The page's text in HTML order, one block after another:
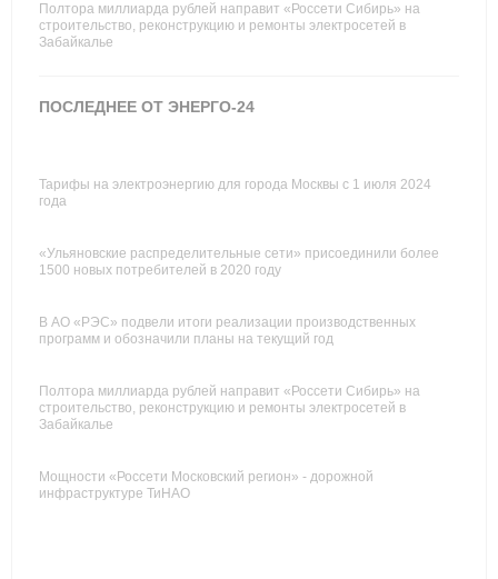
Полтора миллиарда рублей направит «Россети Сибирь» на
строительство, реконструкцию и ремонты электросетей в
Забайкалье
ПОСЛЕДНЕЕ ОТ ЭНЕРГО-24
Тарифы на электроэнергию для города Москвы с 1 июля 2024
года
«Ульяновские распределительные сети» присоединили более
1500 новых потребителей в 2020 году
В АО «РЭС» подвели итоги реализации производственных
программ и обозначили планы на текущий год
Полтора миллиарда рублей направит «Россети Сибирь» на
строительство, реконструкцию и ремонты электросетей в
Забайкалье
Мощности «Россети Московский регион» - дорожной
инфраструктуре ТиНАО